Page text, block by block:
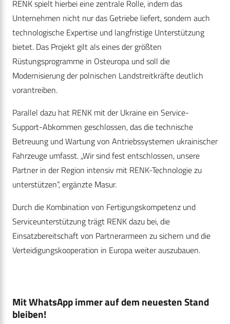
RENK spielt hierbei eine zentrale Rolle, indem das
Unternehmen nicht nur das Getriebe liefert, sondern auch
technologische Expertise und langfristige Unterstützung
bietet. Das Projekt gilt als eines der größten
Rüstungsprogramme in Osteuropa und soll die
Modernisierung der polnischen Landstreitkräfte deutlich
vorantreiben.
Parallel dazu hat RENK mit der Ukraine ein Service-
Support-Abkommen geschlossen, das die technische
Betreuung und Wartung von Antriebssystemen ukrainischer
Fahrzeuge umfasst. „Wir sind fest entschlossen, unsere
Partner in der Region intensiv mit RENK-Technologie zu
unterstützen“, ergänzte Masur.
Durch die Kombination von Fertigungskompetenz und
Serviceunterstützung trägt RENK dazu bei, die
Einsatzbereitschaft von Partnerarmeen zu sichern und die
Verteidigungskooperation in Europa weiter auszubauen.
Mit WhatsApp immer auf dem neuesten Stand
bleiben!